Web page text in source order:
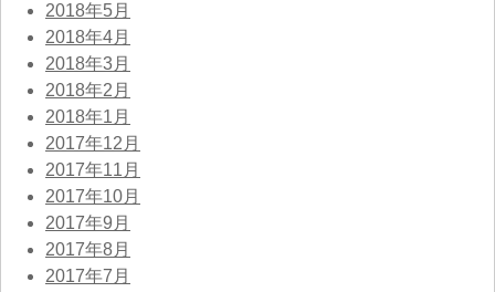
2018年5月
2018年4月
2018年3月
2018年2月
2018年1月
2017年12月
2017年11月
2017年10月
2017年9月
2017年8月
2017年7月